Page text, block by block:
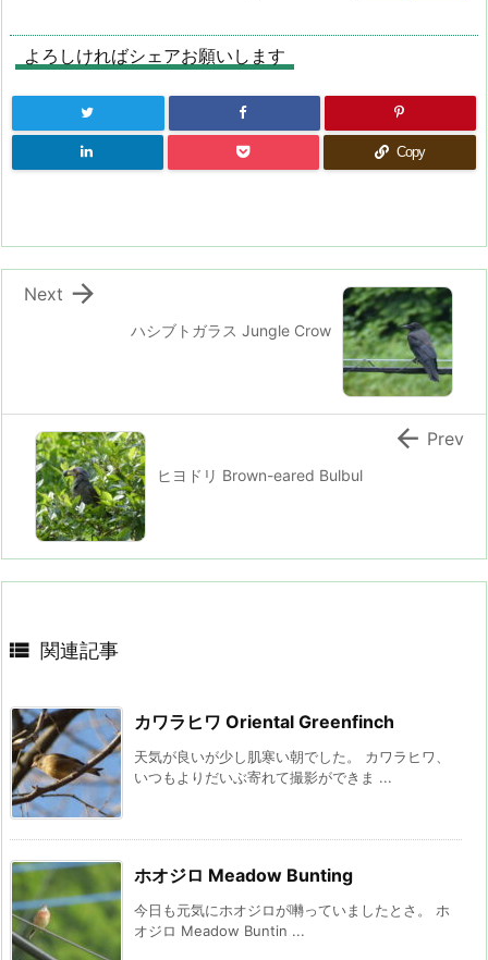
よろしければシェアお願いします
Copy
ハシブトガラス Jungle Crow

Next
ヒヨドリ Brown-eared Bulbul
 Prev
 関連記事
カワラヒワ Oriental Greenfinch
天気が良いが少し肌寒い朝でした。 カワラヒワ、
いつもよりだいぶ寄れて撮影ができま ...
ホオジロ Meadow Bunting
今日も元気にホオジロが囀っていましたとさ。 ホ
オジロ Meadow Buntin ...